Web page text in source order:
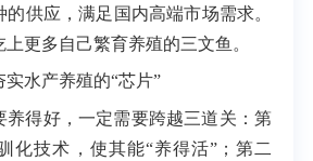
供应，满足国内高端市场需求。
更多自己繁育养殖的三文鱼。
实水产养殖的“芯片”
养得好，一定需要跨越三道关：第
化技术，使其能“养得活”；第二